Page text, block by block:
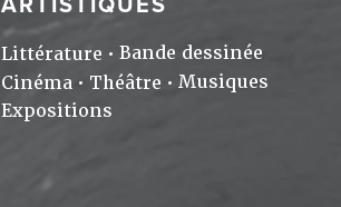
ARTISTIQUES
Littérature
Bande dessinée
Cinéma
Théâtre
Musiques
Expositions